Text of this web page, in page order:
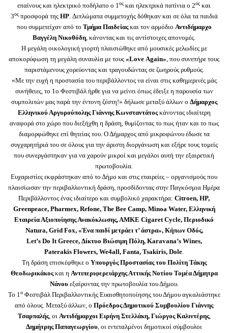
επαίνους και ηλεκτρικό ποδήλατο ο 1ος και ηλεκτρικά πατίνια ο 2ος και
3οςπροσφορά της HP. Διπλώματα συμμετοχής δόθηκαν και σε όλα τα παιδιά
που συμμετείχαν από το Τμήμα Παιδείαςκαι τον αρμόδιο Αντιδήμαρχο
Βαγγέλη Νικοθόδη, κάνοντας και τις αντίστοιχες απονομές.
Η μεγάλη οικολογική γιορτή πλαισιώθηκε από μουσικές μελωδίες με
αποκορύφωση τη μεγάλη συναυλία με τους «Love Again», που συνεπήρε τους
παριστάμενους χορεύοντας και τραγουδώντας σε ζωηρούς ρυθμούς.
«Με την ευχή η προστασία του περιβάλλοντος να είναι στις καθημερινές μάς
συνήθειες, το 1ο Φεστιβάλ ήρθε για να μείνει όπως έδειξε η παρουσία των
συμπολιτών μας παρά την έντονη ζέστη!» δήλωσε μεταξύ άλλων ο Δήμαρχος
Ελληνικού Αργυρούπολης Γιάννης Κωνσταντάτοςκάνοντας ιδιαίτερη
αναφορά στο χώρο που διεξήχθη η δράση, θυμίζοντας το πως ήταν και το πως
διαμορφώθηκε επί θητείας του. Ο Δήμαρχος από μικροφώνου έδωσε τα
συγχαρητήριά του σε όλους για την άριστη διοργάνωση και εξήρε τους τομείς
που συνεργάστηκαν για να χαρούν μικροί και μεγάλοι αυτή την εξαιρετική
πρωτοβουλία.
Ευχαριστίες εκφράστηκαν από το Δήμο και στις εταιρείες – οργανισμούς που
πλαισίωσαν την περιβαλλοντική δράση, προσδίδοντας στην Παγκόσμια Ημέρα
Περιβάλλοντος ένας ιδιαίτερο και συμβολικό χαρακτήρα: Citroen, HP,
Greenpeace, Pharmex, Refone, The Bee Camp, Minoa Water, Ελληνική
Εταιρεία Αξιοποίησης Ανακύκλωσης, ΑΜΚΕ Cigaret Cycle, Περιοδικό
Natura, Grid Fox, «Ένα παιδί μετράει τ’ άστρα», Κήπων Οδός,
Let’s Do It Greece, Δίκτυο Βιώσιμη Πόλη, Karavana’s Wines,
Paterakis Flowers, We4all, Fanta, Tsakiris, Dole.
Τη δράση επισκέφθηκε ο Υπουργός Προστασίας του Πολίτη Τάκης
Θεοδωρικάκοςκαι η Αντιπεριφερειάρχης Αττικής Νοτίου Τομέα Δήμητρα
Νάνουεξαίροντας την πρωτοβουλία του Δήμου.
Το 1οΦεστιβάλ Περιβαλλοντικής Ευαισθητοποίησης του Δήμου αγκαλιάστηκε
από όλους. Μεταξύ άλλων, ο Πρόεδρος Δημοτικού Συμβουλίου Γιάννης
Τσαρπαλής, οι Αντιδήμαρχοι Ειρήνη Στελλάκη, Γιώργος Καλιντέρης,
Δημήτρης Παπαγεωργίου, οι εντεταλμένοι δημοτικοί σύμβουλοι